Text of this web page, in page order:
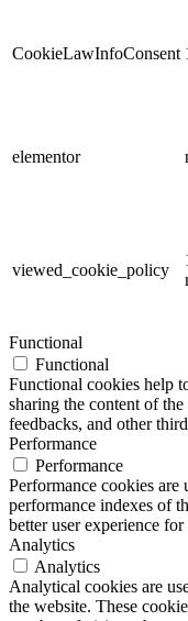
CookieLawInfoConsent
elementor
viewed_cookie_policy
Functional
Functional
Functional cookies help
sharing the content of
feedbacks, and other
Performance
Performance
Performance cookies are
performance indexes of
better user experience
Analytics
Analytics
Analytical cookies are
the website. These